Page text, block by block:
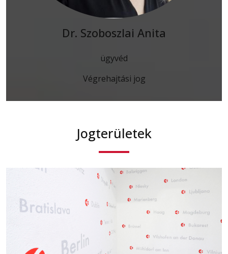
Dr. Szoboszlai Anita
ügyvéd
Végrehajtási jog
Jogterületek